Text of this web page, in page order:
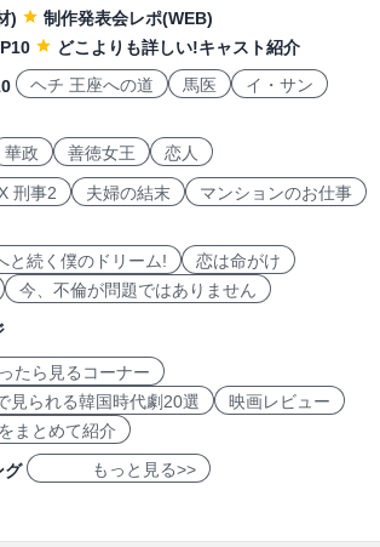
)
制作発表会レポ(WEB)
どこよりも詳しい!キャスト紹介
ヘチ 王座への道 馬医
イ・サン
華政 善徳女王 恋人
刑事2 夫婦の結末
マンションのお仕事
と続く僕のドリーム!
恋は命がけ
今、不倫が問題ではありません
たら見るコーナー
見られる韓国時代劇20選
映画レビュー
まとめて紹介
グ もっと見る>>